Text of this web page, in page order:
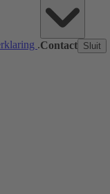
.Contact Sluit